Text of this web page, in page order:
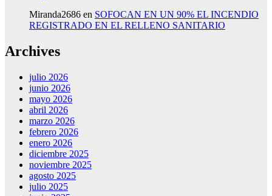
Miranda2686 en SOFOCAN EN UN 90% EL INCENDIO
REGISTRADO EN EL RELLENO SANITARIO
Archives
julio 2026
junio 2026
mayo 2026
abril 2026
marzo 2026
febrero 2026
enero 2026
diciembre 2025
noviembre 2025
agosto 2025
julio 2025